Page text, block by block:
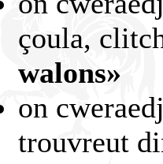
çoula,
walons»
on
trouvreut